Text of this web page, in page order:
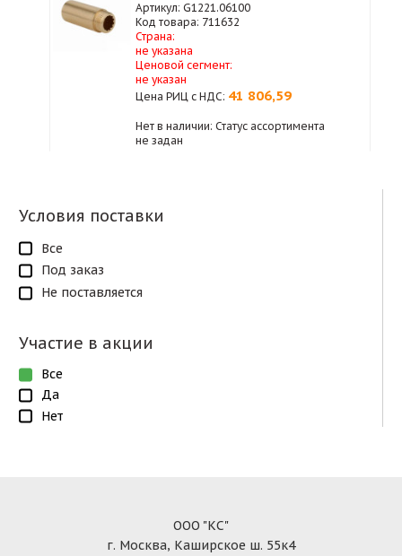
Условия поставки
Все
Под заказ
Не поставляется
Участие в акции
Все
Да
Нет
Артикул: G1221.06100
Код товара: 711632
Страна:
не указана
Ценовой сегмент:
не указан
Цена РИЦ с НДС: 41 806,59
Нет в наличии: Статус ассортимента
не задан
ООО "КС"
г. Москва, Каширское ш. 55к4